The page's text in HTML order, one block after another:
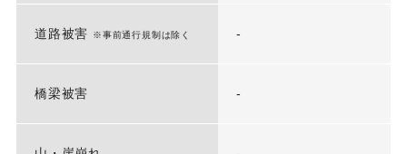
道路被害 ※事前通行規制は除く -
橋梁被害 -